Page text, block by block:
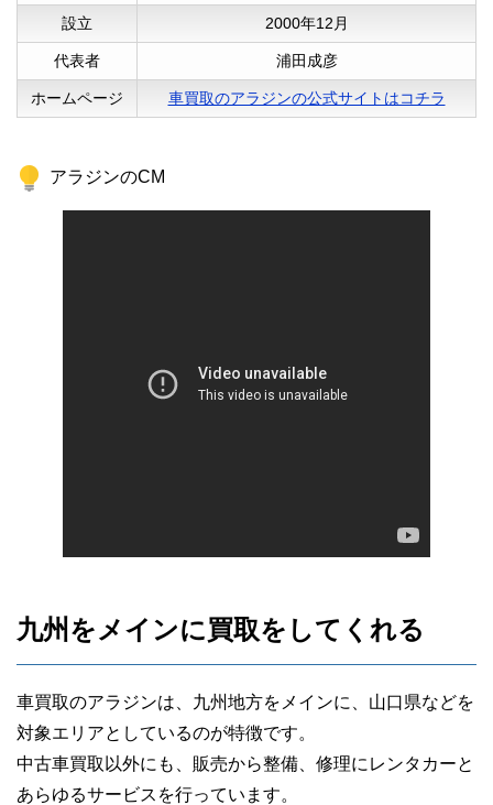
設立 2000年12月
代表者 浦田成彦
ホームページ 車買取のアラジンの公式サイトはコチラ
アラジンのCM
九州をメインに買取をしてくれる
車買取のアラジンは、九州地方をメインに、山口県などを
対象エリアとしているのが特徴です。
中古車買取以外にも、販売から整備、修理にレンタカーと
あらゆるサービスを行っています。